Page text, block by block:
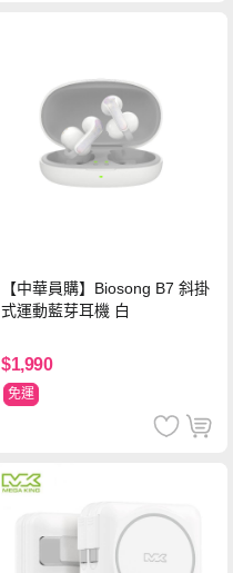
【中華員購】Biosong B7 斜掛
式運動藍芽耳機 白
$1,990
免運